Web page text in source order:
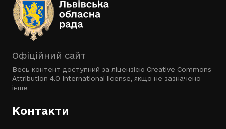
Офіційний сайт
Весь контент доступний за ліцензією Creative Commons
Attribution 4.0 International license , якщо не зазначено
інше
Контакти